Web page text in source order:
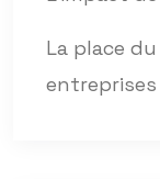
La place
entreprises